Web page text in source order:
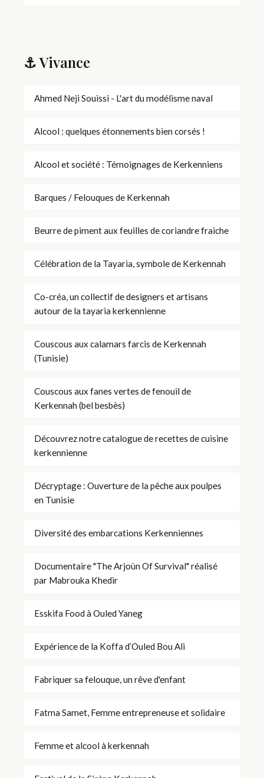
⚓ Vivance
Ahmed Neji Souissi - L'art du modélisme naval
Alcool : quelques étonnements bien corsés !
Alcool et société : Témoignages de Kerkenniens
Barques / Felouques de Kerkennah
Beurre de piment aux feuilles de coriandre fraiche
Célébration de la Tayaria, symbole de Kerkennah
Co-créa, un collectif de designers et artisans
autour de la tayaria kerkennienne
Couscous aux calamars farcis de Kerkennah
(Tunisie)
Couscous aux fanes vertes de fenouil de
Kerkennah (bel besbès)
Découvrez notre catalogue de recettes de cuisine
kerkennienne
Décryptage : Ouverture de la pêche aux poulpes
en Tunisie
Diversité des embarcations Kerkenniennes
Documentaire "The Arjoùn Of Survival" réalisé
par Mabrouka Khedir
Esskifa Food à Ouled Yaneg
Expérience de la Koffa d’Ouled Bou Ali
Fabriquer sa felouque, un rêve d'enfant
Fatma Samet, Femme entrepreneuse et solidaire
Femme et alcool à kerkennah